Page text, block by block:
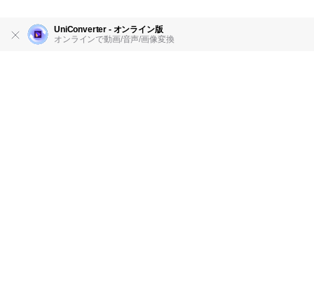
UniConverter - オンライン版
オンラインで動画/音声/画像変換